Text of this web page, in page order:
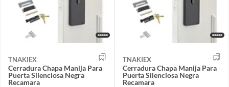
TNAKIEX
Cerradura Chapa Manija Para
Puerta Silenciosa Negra
Recamara
TNAKIEX
Cerradura Chapa Manija Para
Puerta Silenciosa Negra
Recamara